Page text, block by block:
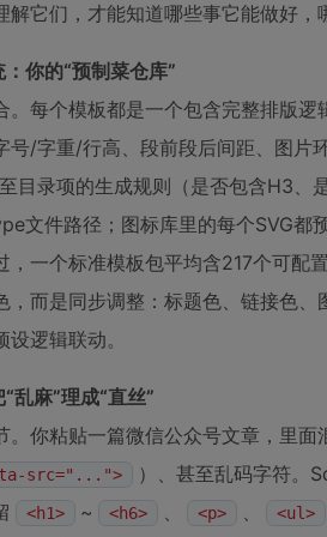
解它们，才能知道哪些事它能做好，
你的“预制菜仓库”
。每个模板都是一个包含完整排版
号/字重/行高、段前段后间距、图片
目录项的生成规则（是否包含H3、
文件路径；图标库里的每个SVG都
，一个标准模板包平均含217个可配
，而是同步调整：标题色、链接色
逻辑联动。
乱麻”理成“直丝”
。你粘贴一篇微信公众号文章，里
src="...">
）、甚至乱码字符。
<h1> ~ <h6> 、 <p> 、 <ul>